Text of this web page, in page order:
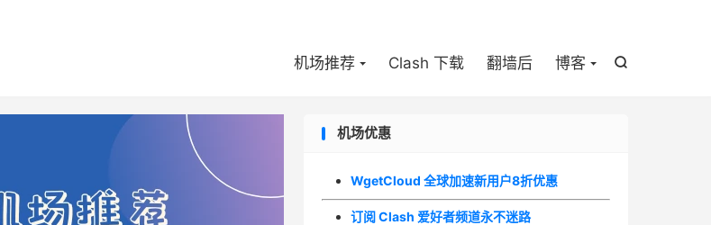

机场推荐 Clash 下载 翻墙后 博客
机场优惠
WgetCloud 全球加速新用户8折优惠
订阅 Clash 爱好者频道永不迷路